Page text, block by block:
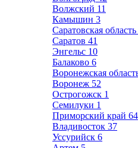
Волжский 11
Камышин 3
Саратовская область
Саратов 41
Энгельс 10
Балаково 6
Воронежская
Воронеж 52
Острогожск 1
Семилуки 1
Приморский край 64
Владивосток 37
Уссурийск 6